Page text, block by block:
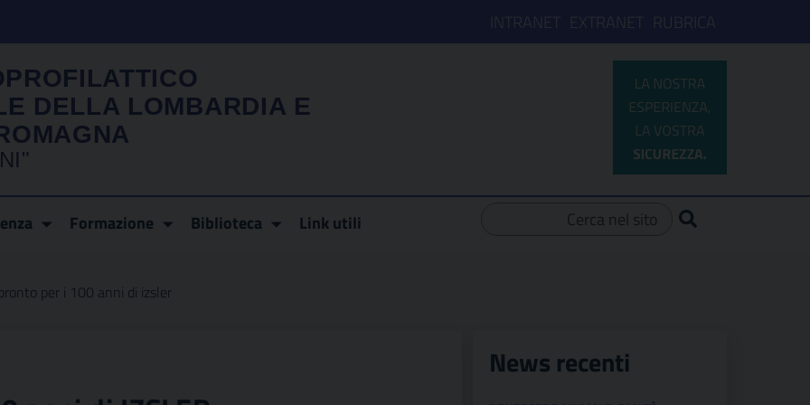
INTRANET EXTRANET RUBRICA
DELLA LOMBARDIA E
Formazione Biblioteca Link utili
per i 100 anni di izsler
News recenti